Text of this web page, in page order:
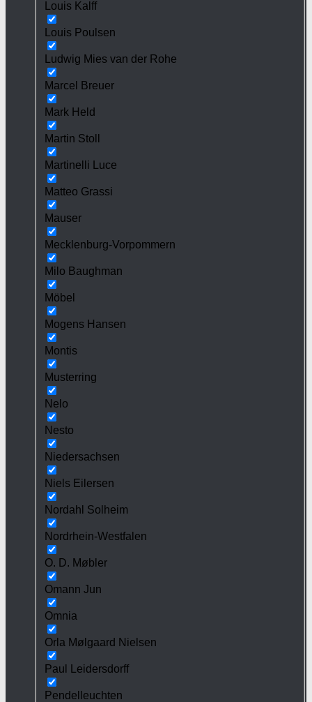
Louis Kalff
Louis Poulsen
Ludwig Mies van der Rohe
Marcel Breuer
Mark Held
Martin Stoll
Martinelli Luce
Matteo Grassi
Mauser
Mecklenburg-Vorpommern
Milo Baughman
Möbel
Mogens Hansen
Montis
Musterring
Nelo
Nesto
Niedersachsen
Niels Eilersen
Nordahl Solheim
Nordrhein-Westfalen
O. D. Møbler
Omann Jun
Omnia
Orla Mølgaard Nielsen
Paul Leidersdorff
Pendelleuchten